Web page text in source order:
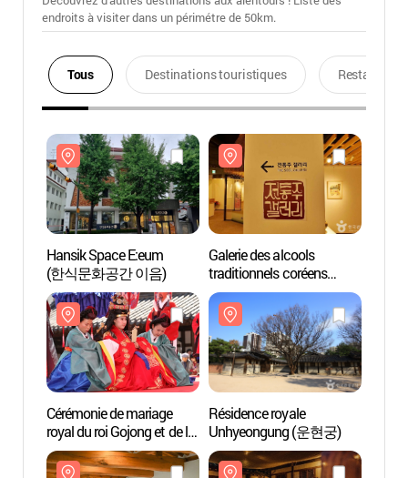
endroits à visiter dans un périmétre de 50km.
Tous Destinations touristiques Restaurants
Hansik Space E:eum
(한식문화공간 이음)
Galerie des alcools
traditionnels coréens
(전통주갤러리)
Cérémonie de mariage
royal du roi Gojong et de la
reine Min (고종명성후
가례 재현행사)
Résidence royale
Unhyeongung (운현궁)